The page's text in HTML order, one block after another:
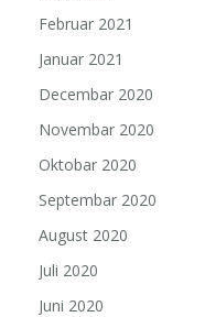
Februar 2021
Januar 2021
Decembar 2020
Novembar 2020
Oktobar 2020
Septembar 2020
August 2020
Juli 2020
Juni 2020